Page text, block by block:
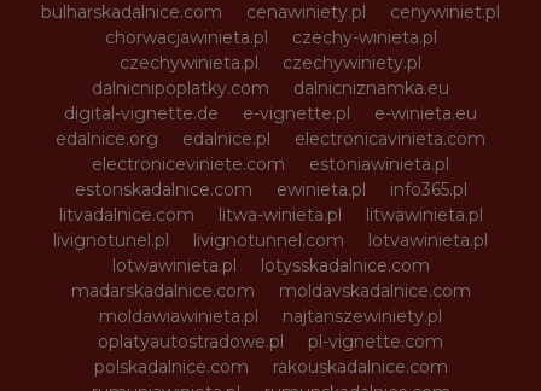
bulharskadalnice.com
cenawiniety.pl
cenywiniet.pl
chorwacjawinieta.pl
czechy-winieta.pl
czechywinieta.pl
czechywiniety.pl
dalnicnipoplatky.com
dalnicniznamka.eu
digital-vignette.de
e-vignette.pl
e-winieta.eu
edalnice.org
edalnice.pl
electronicavinieta.com
electroniceviniete.com
estoniawinieta.pl
estonskadalnice.com
ewinieta.pl
info365.pl
litvadalnice.com
litwa-winieta.pl
litwawinieta.pl
livignotunel.pl
livignotunnel.com
lotvawinieta.pl
lotwawinieta.pl
lotysskadalnice.com
madarskadalnice.com
moldavskadalnice.com
moldawiawinieta.pl
najtanszewiniety.pl
oplatyautostradowe.pl
pl-vignette.com
polskadalnice.com
rakouskadalnice.com